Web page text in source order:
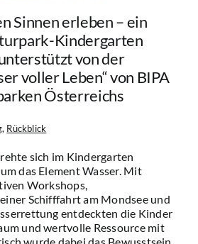
Sinnen erleben – ein
Kindergarten
von der
voller Leben“ von BIPA
Österreichs
, Rückblick
sich im Kindergarten
das Element Wasser. Mit
Workshops,
Schifffahrt am Mondsee und
entdeckten die Kinder
und wertvolle Ressource mit